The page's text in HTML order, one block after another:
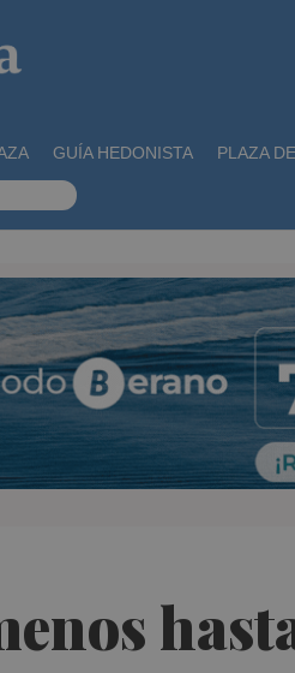
GUÍA HEDONISTA PLAZA